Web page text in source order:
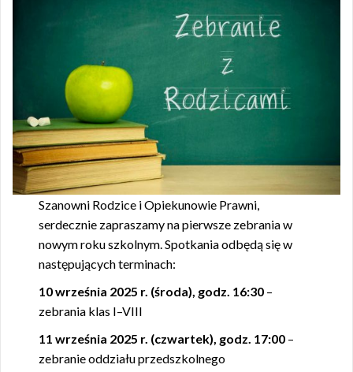
Szanowni Rodzice i Opiekunowie Prawni,
serdecznie zapraszamy na pierwsze zebrania w
nowym roku szkolnym. Spotkania odbędą się w
następujących terminach:
10 września 2025 r. (środa), godz. 16:30 –
zebrania klas I–VIII
11 września 2025 r. (czwartek), godz. 17:00 –
zebranie oddziału przedszkolnego